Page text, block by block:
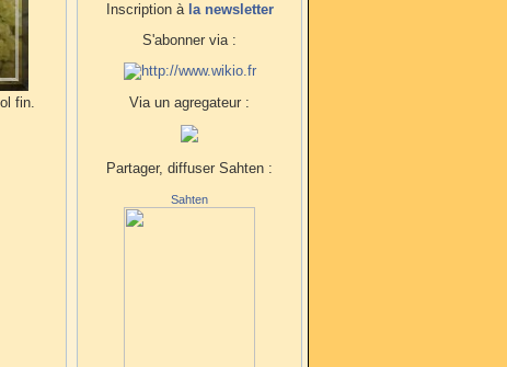
fin.
Inscription à la newsletter
S'abonner via :
Via un agregateur :
Partager, diffuser Sahten :
Sahten